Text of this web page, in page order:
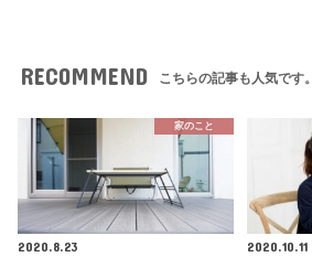
RECOMMEND こちらの記事も人気です。
家のこと
2020.8.23
2020.10.11